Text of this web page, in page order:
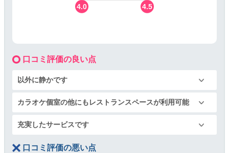
4.5
4.0
口コミ評価の良い点
以外に静かです
カラオケ個室の他にもレストランスペースが利用可能
充実したサービスです
口コミ評価の悪い点